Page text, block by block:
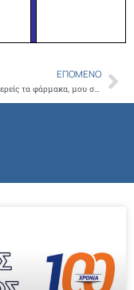
ΕΠΌΜΕΝΟ
“Μη μου στερείς τα φάρμακα, μου στερείς την ελπίδα” Η Λεόντειος Σχολή συγκεντρώνει φάρμακα για το Ιατρείο Κοινωνικής Αποστολής